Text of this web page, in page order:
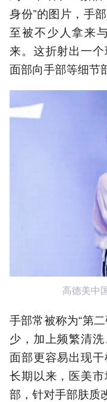
身份”的图片，手
至被不少人拿来
来。这折射出一
面部向手部等细节
高德美中
手部常被称为“第
少，加上频繁清
面部更容易出现干
长期以来，医美
部，针对手部肤质